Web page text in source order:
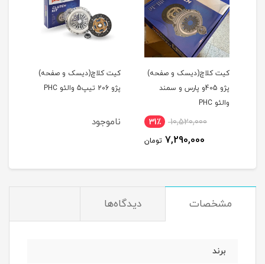
کیت کلاچ(دیسک و صفحه)
پژو 405و پارس و سمند
والئو PHC
10,520,000 31٪
7,290,000 تومان
کیت کلاچ(دیسک و صفحه)
پژو 206 تیپ5 والئو PHC
ناموجود
مشخصات دیدگاه‌ها
برند